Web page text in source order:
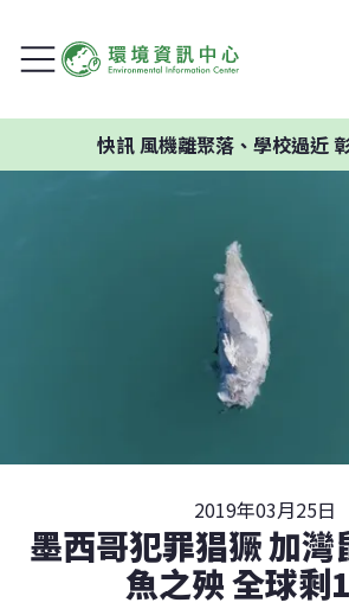
風機離聚落、學校過近 彰化福
2019年03月25日
墨西哥犯罪猖獗 加灣
魚之殃 全球剩